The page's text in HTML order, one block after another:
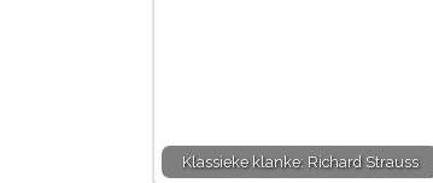
Klassieke klanke: Richard Strauss